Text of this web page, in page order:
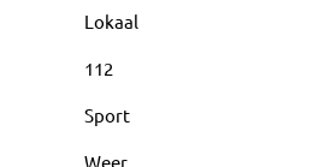
Lokaal
112
Sport
Weer